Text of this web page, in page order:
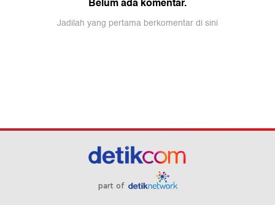
part of